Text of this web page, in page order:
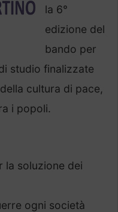
la 6°
edizione del
bando per
studio finalizzate
cultura di pace,
i popoli.
la soluzione dei
ogni società